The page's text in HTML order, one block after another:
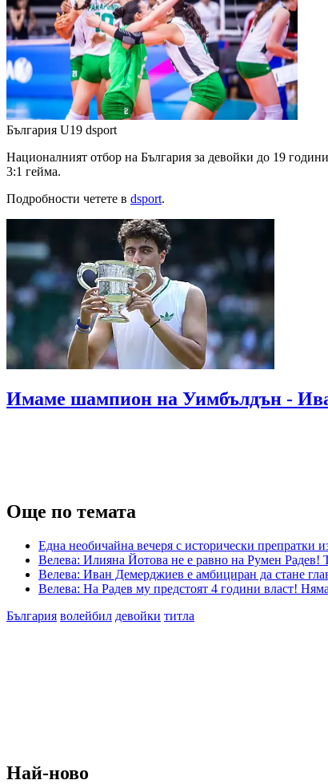
България U19 dsport
Националният отбор на България за девойки до 19
3:1 гейма.
Подробности четете в dsport.
Имаме шампион на Уимбълдън -
Още по темата
Една необичайна вечеря с исторически препратки
Велева: Илияна Йотова не е равно на Румен Радев!
Велева: Иван Демерджиев е амбициран да стане
Велева: На Радев му предстоят 4 години власт!
България волейбил девойки титла
Най-ново